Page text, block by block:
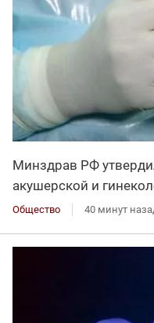
Минздрав РФ
акушерской и
Общество 40 минут